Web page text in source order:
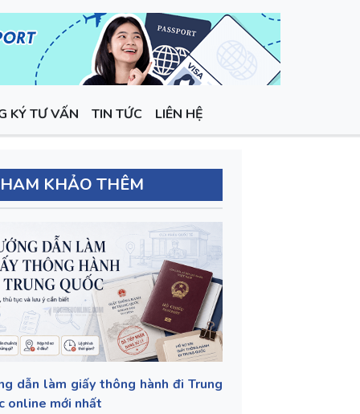
KÝ TƯ VẤN TIN TỨC LIÊN HỆ
KHẢO THÊM
dẫn làm giấy thông hành đi Trung
online mới nhất